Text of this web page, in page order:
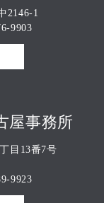
2146-1
9903
屋事務所
目13番7号
9923